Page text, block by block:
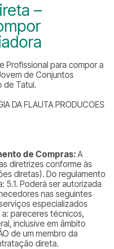
–
Profissional para compor a
de Conjuntos
de Tatuí.
DA FLAUTA PRODUCOES
de Compras: A
diretrizes conforme às
diretas). Do regulamento
5.1. Poderá ser autorizada
nas seguintes
especializados
a: pareceres técnicos,
inclusive em âmbito
de um membro da
direta.